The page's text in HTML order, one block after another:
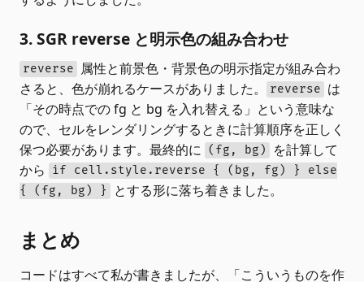
3. SGR reverse と明示色の組み合わせ
reverse
属性と前景色・背景色の明示指定が組み合わ
さると、色が崩れるケースがありました。
reverse は
「その時点での fg と bg を入れ替える」という意味な
ので、セルをレンダリングするときに計算順序を正しく
保つ必要があります。最終的に (fg, bg)
を計算して
から
if cell.style.reverse { (bg, fg) } else
{ (fg, bg) }
とする形に落ち着きました。
まとめ
コードはすべて私が書きましたが、「こういうものを作